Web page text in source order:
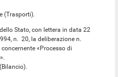
(Trasporti).
Stato, con lettera in data 22
n. 20, la deliberazione n.
«Processo di